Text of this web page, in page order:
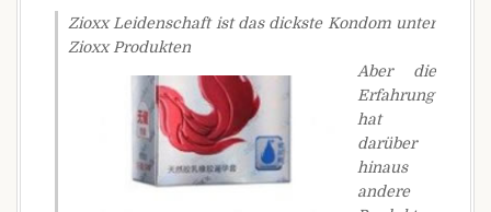
Zioxx Leidenschaft ist das dickste Kondom unter
Zioxx Produkten
Aber die
Erfahrung
hat
darüber
hinaus
andere